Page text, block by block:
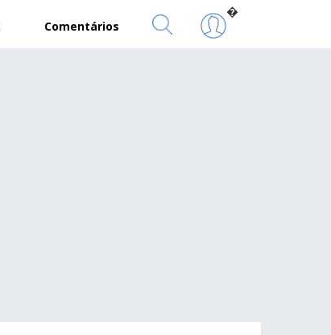
Comentários
�